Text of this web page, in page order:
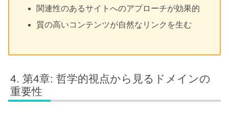
関連性のあるサイトへのアプローチが効果的
質の高いコンテンツが自然なリンクを生む
第4章: 哲学的視点から見るドメインの
重要性